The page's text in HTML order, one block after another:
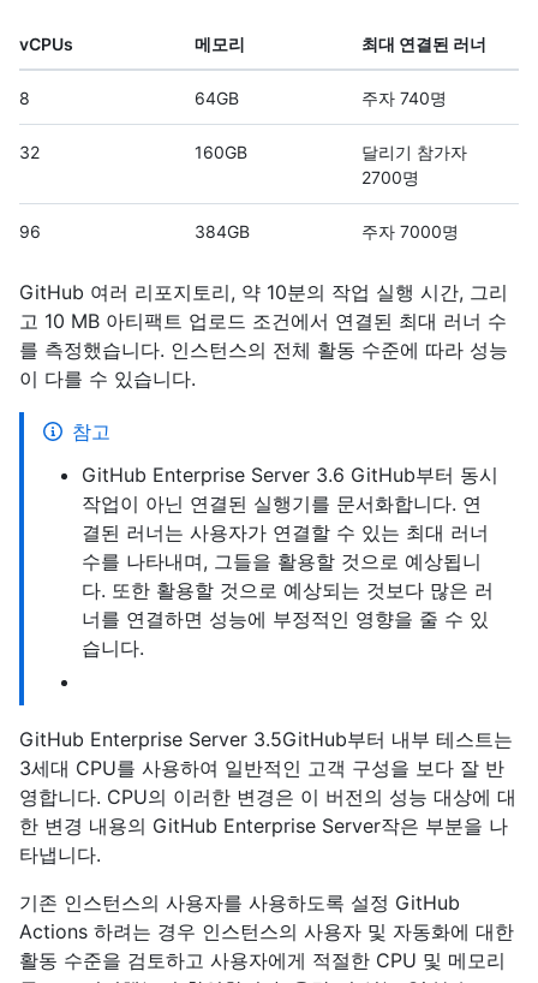
vCPUs 메모리 최대 연결된 러너
8 64GB 주자 740명
32 160GB
달리기 참가자
2700명
96 384GB 주자 7000명
GitHub 여러 리포지토리, 약 10분의 작업 실행 시간, 그리
고 10 MB 아티팩트 업로드 조건에서 연결된 최대 러너 수
를 측정했습니다. 인스턴스의 전체 활동 수준에 따라 성능
이 다를 수 있습니다.
참고
GitHub Enterprise Server 3.6 GitHub부터 동시
작업이 아닌 연결된 실행기를 문서화합니다. 연
결된 러너는 사용자가 연결할 수 있는 최대 러너
수를 나타내며, 그들을 활용할 것으로 예상됩니
다. 또한 활용할 것으로 예상되는 것보다 많은 러
너를 연결하면 성능에 부정적인 영향을 줄 수 있
습니다.
GitHub Enterprise Server 3.5GitHub부터 내부 테스트는
3세대 CPU를 사용하여 일반적인 고객 구성을 보다 잘 반
영합니다. CPU의 이러한 변경은 이 버전의 성능 대상에 대
한 변경 내용의 GitHub Enterprise Server작은 부분을 나
타냅니다.
기존 인스턴스의 사용자를 사용하도록 설정 GitHub
Actions 하려는 경우 인스턴스의 사용자 및 자동화에 대한
활동 수준을 검토하고 사용자에게 적절한 CPU 및 메모리